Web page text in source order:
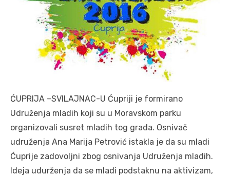
ĆUPRIJA –SVILAJNAC-U Ćupriji je formirano
Udruženja mladih koji su u Moravskom parku
organizovali susret mladih tog grada. Osnivač
udruženja Ana Marija Petrović istakla je da su mladi
Ćuprije zadovoljni zbog osnivanja Udruženja mladih.
Ideja udurženja da se mladi podstaknu na aktivizam,